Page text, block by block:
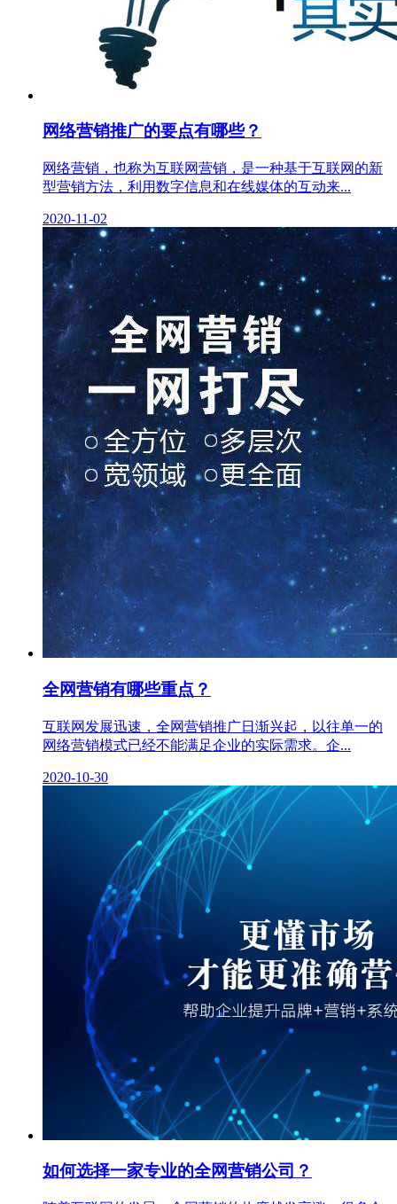
网络营销推广的要点有哪些？
网络营销，也称为互联网营销，是一种基于互联网的新
型营销方法，利用数字信息和在线媒体的互动来...
2020-11-02
全网营销有哪些重点？
互联网发展迅速，全网营销推广日渐兴起，以往单一的
网络营销模式已经不能满足企业的实际需求。企...
2020-10-30
如何选择一家专业的全网营销公司？